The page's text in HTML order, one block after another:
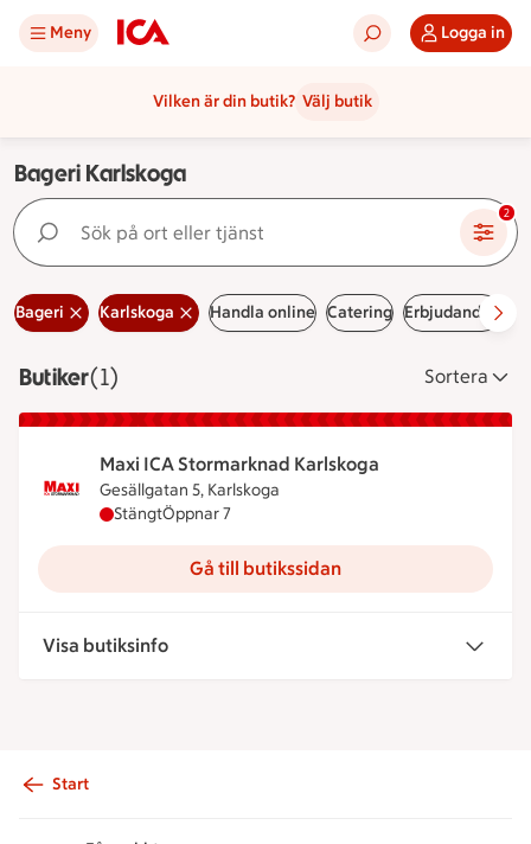
Meny Logga in
Vilken är din butik? Välj butik
Bageri Karlskoga
Sök på ort eller tjänst 2
Bageri Karlskoga Handla online Catering Erbjudanden
ButikerVisar 1 stycken
(1) Sortera
Maxi ICA Stormarknad Karlskoga
Gesällgatan 5, Karlskoga
Maxi ICA Stormarknad Karlskoga har stängt,
StängtÖppnar 7
Gå till butikssidan
Visa butiksinfo
Start